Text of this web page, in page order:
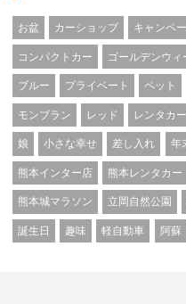
お盆 カーショップ キャンペ
コンパクトカー ゴールデンウィ
ブルー プライベート ペット
モンブラン レッド レンタカー
娘 小さな幸せ 差し入れ 年
熊本インター店 熊本レンタカー
熊本城マラソン 立岡自然公園
誕生日 趣味 軽自動車 阿蘇